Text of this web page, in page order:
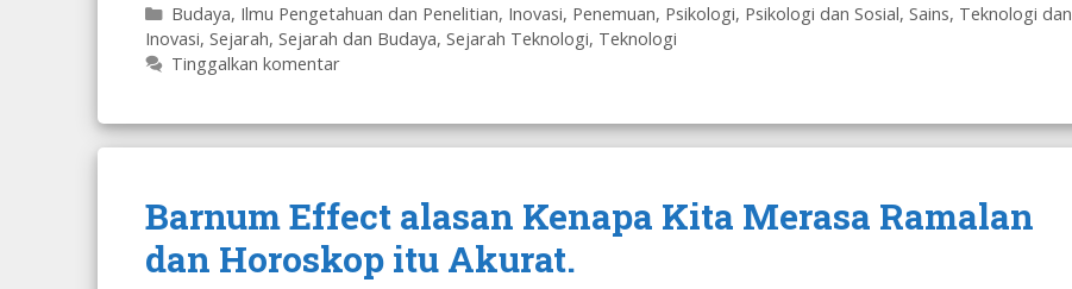
Kategori
Budaya, Ilmu Pengetahuan dan Penelitian, Inovasi, Penemuan, Psikologi, Psikologi dan Sosial, Sains, Teknologi dan
Inovasi, Sejarah, Sejarah dan Budaya, Sejarah Teknologi, Teknologi
Tinggalkan komentar
Barnum Effect alasan Kenapa Kita Merasa Ramalan
dan Horoskop itu Akurat.